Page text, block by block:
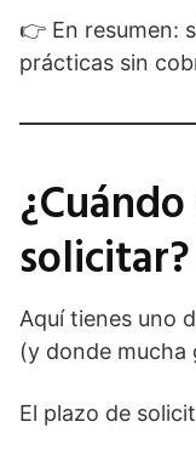
👉 En resumen:
prácticas sin
solicitar?
Aquí tienes uno
(y donde mucha
El plazo de